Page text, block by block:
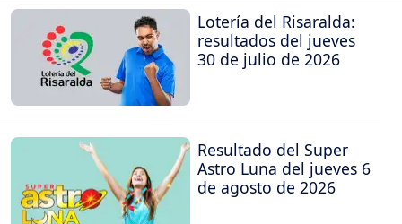
Lotería del Risaralda:
resultados del jueves
30 de julio de 2026
Resultado del Super
Astro Luna del jueves 6
de agosto de 2026